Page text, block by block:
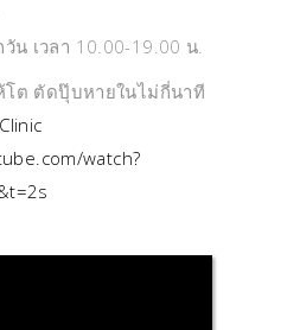
น เวลา 10.00-19.00 น.
โต ตัดปุ๊บหายในไม่กี่นาที
watch?